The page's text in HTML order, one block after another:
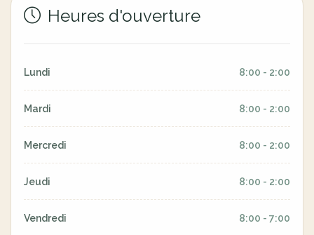
Heures d'ouverture
Lundi 8:00 - 2:00
Mardi 8:00 - 2:00
Mercredi 8:00 - 2:00
Jeudi 8:00 - 2:00
Vendredi 8:00 - 7:00